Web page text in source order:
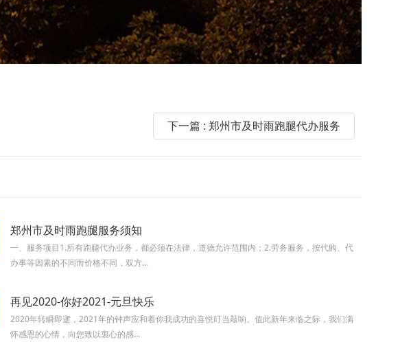
下一篇 : 郑州市及时雨跑腿代办服务
郑州市及时雨跑腿服务须知
一、服务项目1.所有跑腿代办业务，都必须在法律，道德允许范围内；2.劳务服务，按代购、代
办事等因素的不同而价格不同，双方...
再见2020-你好2021-元旦快乐
2020年转瞬即逝，2021年的钟声应和着你我成功的喜悦叮当敲响。值此新年来临之际，我们满
怀感恩的心情，向您致以衷心的感...